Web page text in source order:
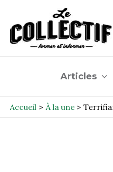
contenu
Articles
Accueil À la une